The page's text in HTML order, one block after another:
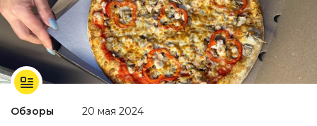
Обзоры 20 мая 2024